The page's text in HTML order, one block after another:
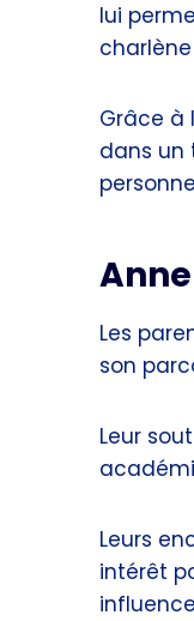
lui
Grâce à
dans un
Les
son
Leur
Leurs
intérêt